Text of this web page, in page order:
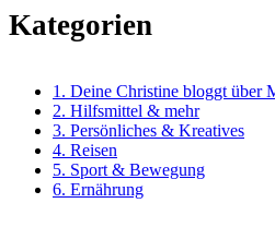
Kategorien
1. Deine Christine bloggt über
2. Hilfsmittel & mehr
3. Persönliches & Kreatives
4. Reisen
5. Sport & Bewegung
6. Ernährung